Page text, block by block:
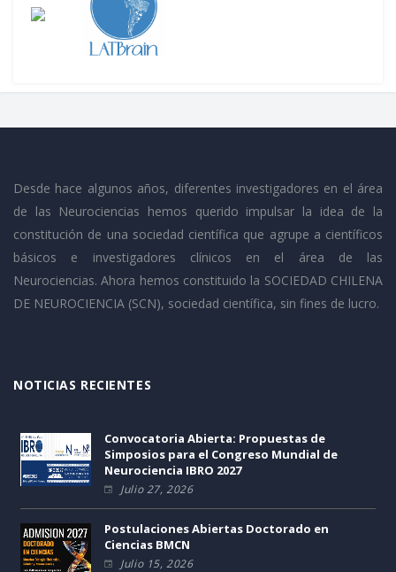
Desde hace algunos años, diferentes investigadores en el área
de las Neurociencias hemos querido impulsar la idea de la
constitución de una sociedad científica que agrupe a científicos
básicos e investigadores clínicos en el área de las
Neurociencias. Ahora hemos constituido la SOCIEDAD CHILENA
DE NEUROCIENCIA (SCN), sociedad científica, sin fines de lucro.
NOTICIAS RECIENTES
Convocatoria Abierta: Propuestas de
Simposios para el Congreso Mundial de
Neurociencia IBRO 2027
Julio 27, 2026
Postulaciones Abiertas Doctorado en
Ciencias BMCN
Julio 15, 2026